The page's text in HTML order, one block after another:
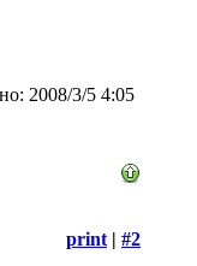
2008/3/5 4:05
print | #2